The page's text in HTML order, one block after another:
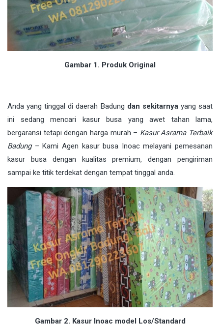
Gambar 1. Produk Original
Anda yang tinggal di daerah Badung dan sekitarnyayang saat
ini sedang mencari kasur busa yang awet tahan lama,
bergaransi tetapi dengan harga murah – Kasur Asrama Terbaik
Badung– Kami Agen kasur busa Inoac melayani pemesanan
kasur busa dengan kualitas premium, dengan pengiriman
sampai ke titik terdekat dengan tempat tinggal anda.
Gambar 2. Kasur Inoac model Los/Standard